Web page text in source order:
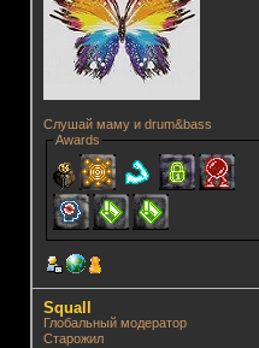
Слушай маму и drum&bass
Awards
Squall
Глобальный модератор
Старожил